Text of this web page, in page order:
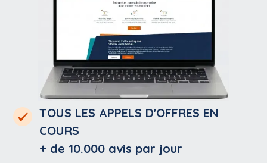
TOUS LES APPELS D'OFFRES EN
COURS
+ de 10.000 avis par jour